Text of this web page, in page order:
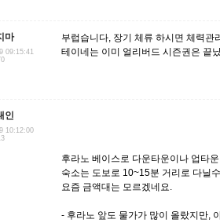
마
09:15:41
부럽습니다, 장기 체류 하시면 체력
테이네는 이미 얼리버드 시즌권은 끝
인
10:12:00
후라노 베이스로 다운타운이나 업타
숙소는 도보로 10~15분 거리로 다닐
요즘 금액대는 모르겠네요.
- 후라노 앞도 물가가 많이 올랐지만,